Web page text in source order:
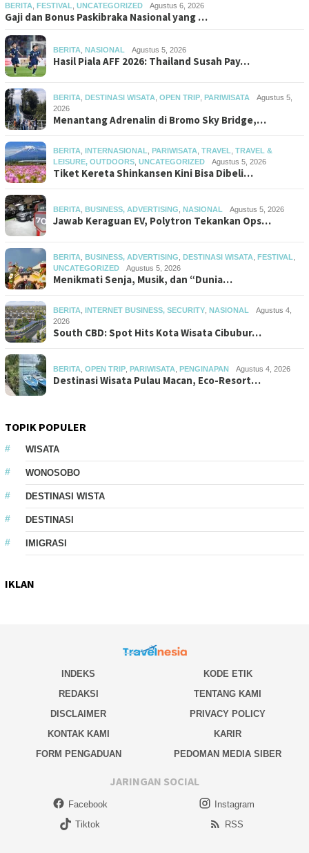
BERITA FESTIVAL UNCATEGORIZED Agustus 6, 2026
Gaji dan Bonus Paskibraka Nasional yang …
BERITA NASIONAL Agustus 5, 2026
Hasil Piala AFF 2026: Thailand Susah Pay…
BERITA DESTINASI WISATA OPEN TRIP PARIWISATA
Agustus 5,
2026
Menantang Adrenalin di Bromo Sky Bridge,…
BERITA INTERNASIONAL PARIWISATA TRAVEL TRAVEL &
LEISURE, OUTDOORS UNCATEGORIZED Agustus 5, 2026
Tiket Kereta Shinkansen Kini Bisa Dibeli…
BERITA BUSINESS, ADVERTISING NASIONAL Agustus 5, 2026
Jawab Keraguan EV, Polytron Tekankan Ops…
BERITA BUSINESS, ADVERTISING DESTINASI WISATA FESTIVAL
UNCATEGORIZED
Agustus 5, 2026
Menikmati Senja, Musik, dan “Dunia…
BERITA INTERNET BUSINESS, SECURITY NASIONAL
Agustus 4,
2026
South CBD: Spot Hits Kota Wisata Cibubur…
BERITA OPEN TRIP PARIWISATA PENGINAPAN Agustus 4, 2026
Destinasi Wisata Pulau Macan, Eco-Resort…
TOPIK POPULER
WISATA
WONOSOBO
DESTINASI WISTA
DESTINASI
IMIGRASI
IKLAN
INDEKS
KODE ETIK
REDAKSI
TENTANG KAMI
DISCLAIMER
PRIVACY POLICY
KONTAK KAMI
KARIR
FORM PENGADUAN
PEDOMAN MEDIA SIBER
JARINGAN SOCIAL
Facebook
Instagram
Tiktok
RSS